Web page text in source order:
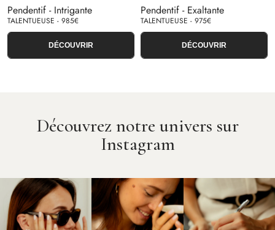
Pendentif - Intrigante
TALENTUEUSE - 985€
DÉCOUVRIR
Pendentif - Exaltante
TALENTUEUSE - 975€
DÉCOUVRIR
Découvrez notre univers sur
Instagram